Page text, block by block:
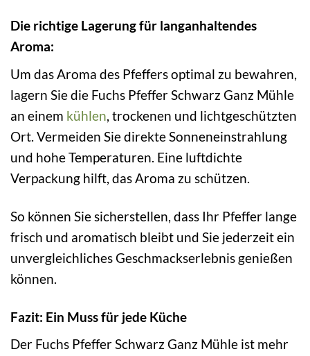
Die richtige Lagerung für langanhaltendes
Aroma:
Um das Aroma des Pfeffers optimal zu bewahren,
lagern Sie die Fuchs Pfeffer Schwarz Ganz Mühle
an einem kühlen, trockenen und lichtgeschützten
Ort. Vermeiden Sie direkte Sonneneinstrahlung
und hohe Temperaturen. Eine luftdichte
Verpackung hilft, das Aroma zu schützen.
So können Sie sicherstellen, dass Ihr Pfeffer lange
frisch und aromatisch bleibt und Sie jederzeit ein
unvergleichliches Geschmackserlebnis genießen
können.
Fazit: Ein Muss für jede Küche
Der Fuchs Pfeffer Schwarz Ganz Mühle ist mehr